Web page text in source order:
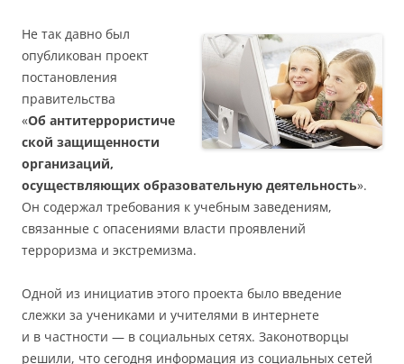
Не так давно был
опубликован проект
постановления
правительства
«Об антитеррористиче
ской защищенности
организаций,
осуществляющих образовательную деятельность».
Он содержал требования к учебным заведениям,
связанные с опасениями власти проявлений
терроризма и экстремизма.
Одной из инициатив этого проекта было введение
слежки за учениками и учителями в интернете
и в частности — в социальных сетях. Законотворцы
решили, что сегодня информация из социальных сетей